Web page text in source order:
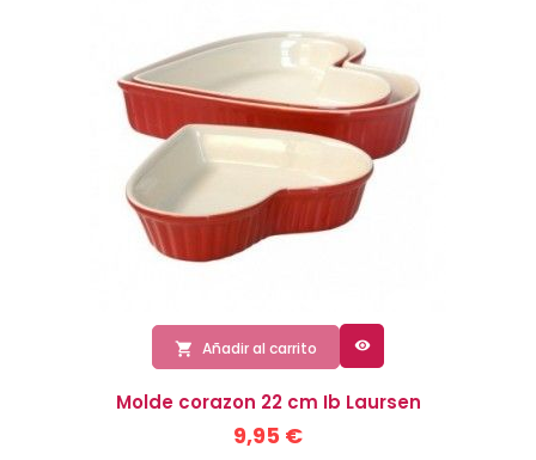
 Añadir al carrito 
Molde corazon 22 cm Ib Laursen
9,95 €